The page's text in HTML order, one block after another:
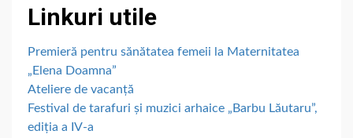
Linkuri utile
Premieră pentru sănătatea femeii la Maternitatea
„Elena Doamna”
Ateliere de vacanță
Festival de tarafuri și muzici arhaice „Barbu Lăutaru”,
ediția a IV-a